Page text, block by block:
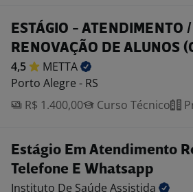
ESTÁGIO - ATENDIMENTO /
RENOVAÇÃO DE ALUNOS
4,5
METTA
Porto Alegre - RS
R$ 1.400,00
Curso Técnico
Estágio Em Atendimento
Telefone E Whatsapp
Instituto De Saúde Assistida